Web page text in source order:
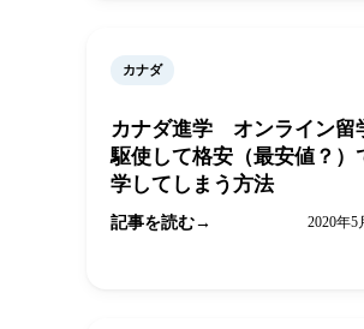
カナダ
カナダ進学 オンライン留
駆使して格安（最安値？）
学してしまう方法
記事を読む 2020年5